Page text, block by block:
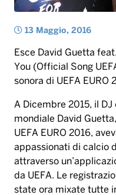
13 Maggio, 2016
Esce David Guetta
You (Official Song
sonora di UEFA EURO
A Dicembre 2015, il
mondiale David
UEFA EURO 2016,
appassionati di calcio
attraverso
da UEFA. Le
state ora mixate tutte